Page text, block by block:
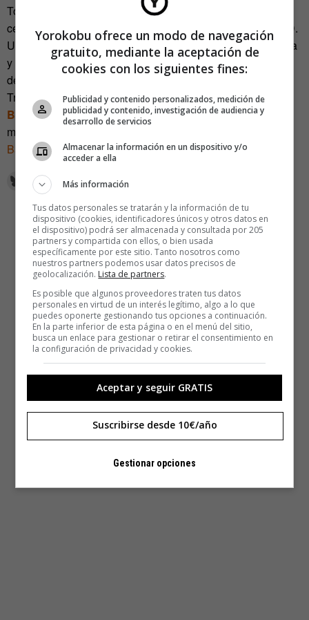
Todo ello con tres áreas de aplicación prioritarias: oficinas,
centros comerciales y hostelería. Y un protagonista: el LED.
Una tecnología que ha demostrado su eficiencia energética
y que en el tour de Siemens y OSRAM está dispuesta a
demostrar también su eficacia.
Tras su parada madrileña del pasado 21 de junio, el
Building KnowLEDge Tour 2011 abrirá sus puertas
mañana, 29 de junio, en el
Barcelona
Yorokobu ofrece un modo de navegación
gratuito, mediante la aceptación de
cookies con los siguientes fines:
Publicidad y contenido personalizados, medición de
publicidad y contenido, investigación de audiencia y
desarrollo de servicios
Almacenar la información en un dispositivo y/o
acceder a ella
Más información
Tus datos personales se tratarán y la información de tu
dispositivo (cookies, identificadores únicos y otros datos en
el dispositivo) podrá ser almacenada y consultada por 205
partners y compartida con ellos, o bien usada
específicamente por este sitio. Tanto nosotros como
nuestros partners podemos usar datos precisos de
geolocalización. Lista de partners.
Es posible que algunos proveedores traten tus datos
personales en virtud de un interés legítimo, algo a lo que
puedes oponerte gestionando tus opciones a continuación.
En la parte inferior de esta página o en el menú del sitio,
busca un enlace para gestionar o retirar el consentimiento en
la configuración de privacidad y cookies.
Aceptar y seguir GRATIS
Suscribirse desde 10€/año
Gestionar opciones